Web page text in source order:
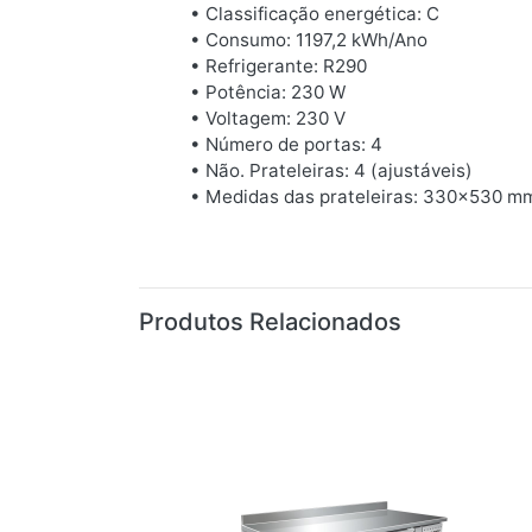
• Classificação energética: C
• Consumo: 1197,2 kWh/Ano
• Refrigerante: R290
• Potência: 230 W
• Voltagem: 230 V
• Número de portas: 4
• Não. Prateleiras: 4 (ajustáveis)
• Medidas das prateleiras: 330x530
Produtos Relacionados